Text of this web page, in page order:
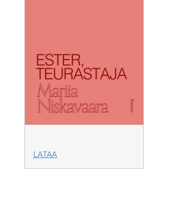
LATAA